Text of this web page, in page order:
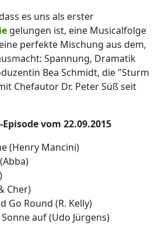
es uns als erster
gelungen ist, eine Musicalfolge
perfekte Mischung aus dem,
Spannung, Dramatik
Bea Schmidt, die "Sturm
Chefautor Dr. Peter Süß seit
-Episode vom 22.09.2015
(Henry Mancini)
Cher)
Go Round (R. Kelly)
auf (Udo Jürgens)